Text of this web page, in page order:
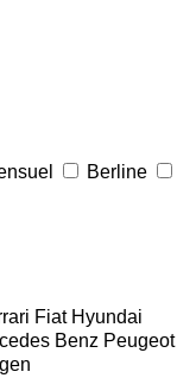
Berline
Fiat Hyundai
Benz Peugeot